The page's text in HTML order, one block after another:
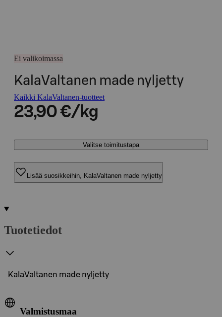
Ei valikoimassa
KalaValtanen made nyljetty
Kaikki KalaValtanen-tuotteet
23,90 €/kg
Valitse toimitustapa
Lisää suosikkeihin, KalaValtanen made nyljetty
Tuotetiedot
KalaValtanen made nyljetty
Valmistusmaa